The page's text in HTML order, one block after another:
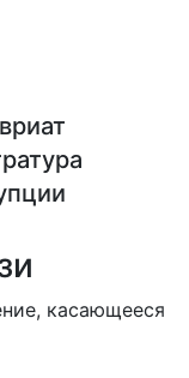
касающееся